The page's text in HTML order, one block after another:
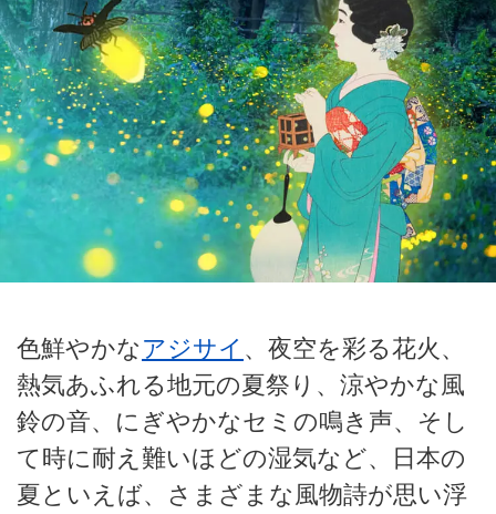
色鮮やかなアジサイ 、夜空を彩る花火、
熱気あふれる地元の夏祭り、涼やかな風
鈴の音、にぎやかなセミの鳴き声、そし
て時に耐え難いほどの湿気など、日本の
夏といえば、さまざまな風物詩が思い浮